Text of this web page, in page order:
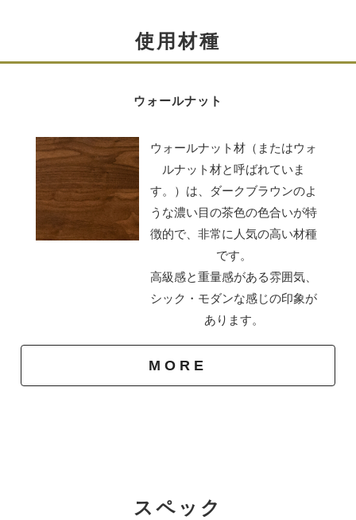
天板加工
コーナー（角）に設置する場合はそれに合わせて天板を
加工いたします。カウンターや間仕切りのような仕様も
製作できます。（要見積もり相談）
使用材種
ウォールナット
ウォールナット材（またはウォ
ルナット材と呼ばれていま
す。）は、ダークブラウンのよ
うな濃い目の茶色の色合いが特
徴的で、非常に人気の高い材種
です。
高級感と重量感がある雰囲気、
シック・モダンな感じの印象が
あります。
MORE
スペック